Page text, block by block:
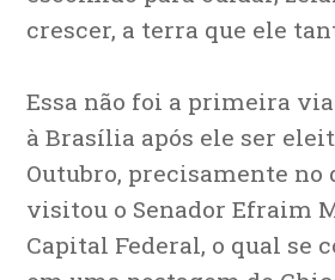
crescer, a terra que ele
Essa não foi a primeira
à Brasília após ele ser
Outubro, precisamente no
visitou o Senador Efraim
Capital Federal, o qual se